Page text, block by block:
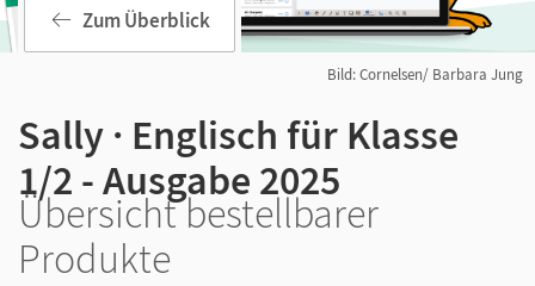
Bild: Cornelsen/ Barbara Jung
Zum Überblick
Sally · Englisch für Klasse
1/2 - Ausgabe 2025
Übersicht bestellbarer
Produkte